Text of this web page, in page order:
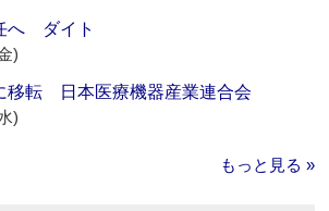
へ ダイト
)
移転 日本医療機器産業連合会
)
もっと見る »